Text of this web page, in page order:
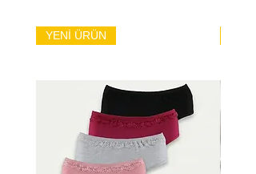
YENİ ÜRÜN